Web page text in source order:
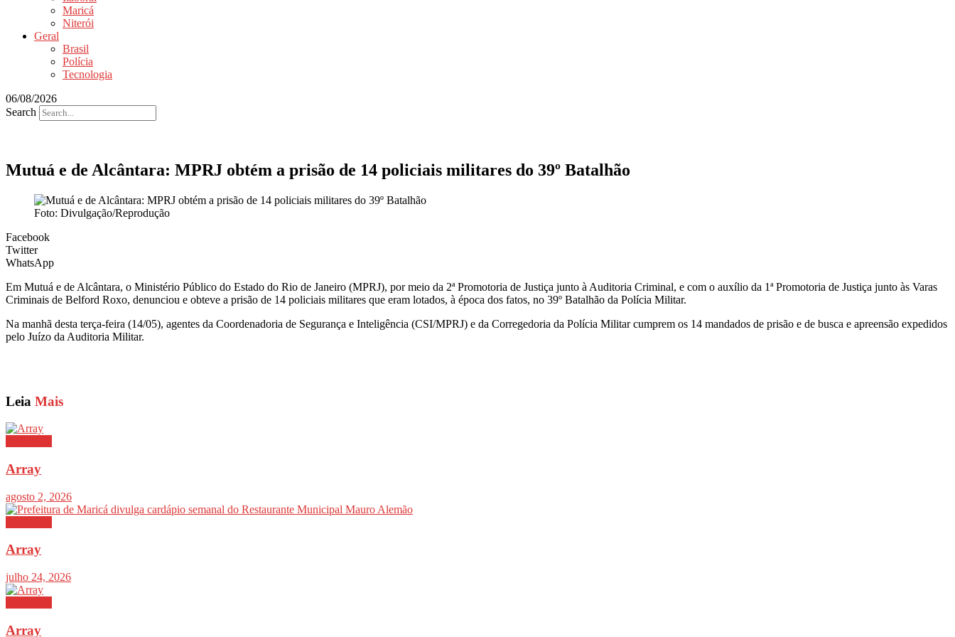
Maricá
Niterói
Geral
Brasil
Polícia
Tecnologia
06/08/2026
Search
Mutuá e de Alcântara: MPRJ obtém a prisão de 14 policiais militares do 39º Batalhão
Foto: Divulgação/Reprodução
Facebook
Twitter
WhatsApp
Em Mutuá e de Alcântara, o Ministério Público do Estado do Rio de Janeiro (MPRJ), por meio da 2ª Promotoria de Justiça junto à Auditoria Criminal, e com o auxílio da 1ª Promotoria de Justiça junto às Varas
Criminais de Belford Roxo, denunciou e obteve a prisão de 14 policiais militares que eram lotados, à época dos fatos, no 39º Batalhão da Polícia Militar.
Na manhã desta terça-feira (14/05), agentes da Coordenadoria de Segurança e Inteligência (CSI/MPRJ) e da Corregedoria da Polícia Militar cumprem os 14 mandados de prisão e de busca e apreensão expedidos
pelo Juízo da Auditoria Militar.
Leia Mais
Array
agosto 2, 2026
Array
julho 24, 2026
Array